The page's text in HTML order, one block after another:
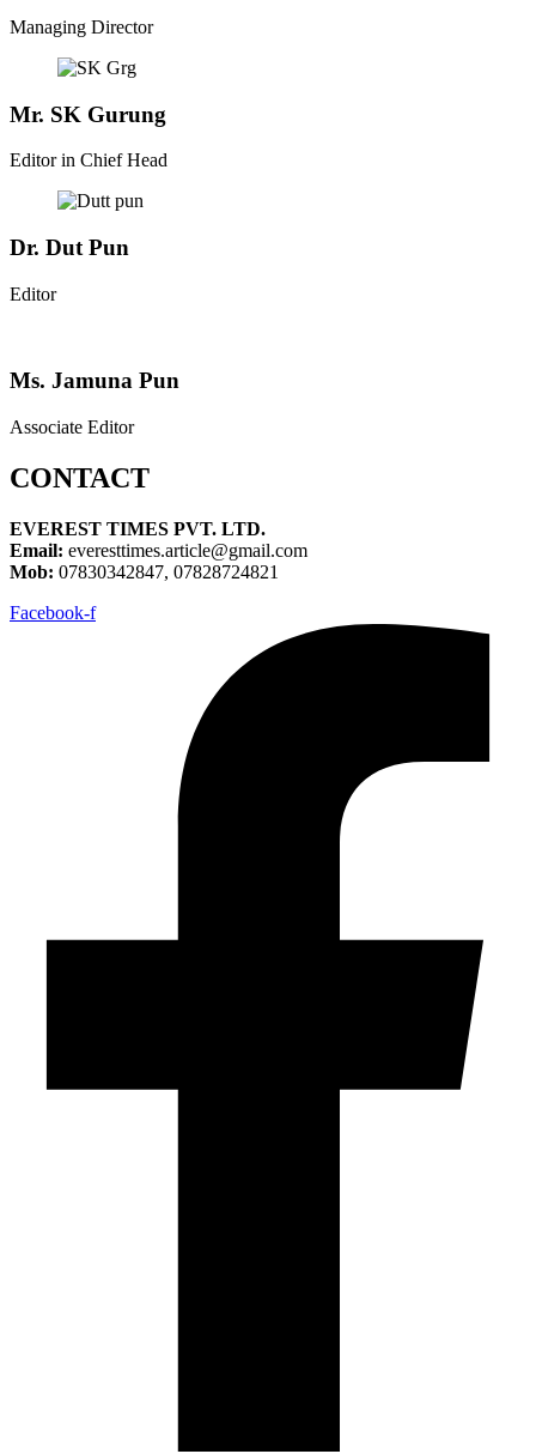
Managing Director
Mr. SK Gurung
Editor in Chief Head
Dr. Dut Pun
Editor
Ms. Jamuna Pun
Associate Editor
CONTACT
EVEREST TIMES PVT. LTD.
Email: everesttimes.article@gmail.com
Mob: 07830342847, 07828724821
Facebook-f